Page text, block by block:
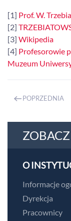
[1] Prof. W.
[2]
[3] Wikipedia
[4] Profesorowie
Muzeum
POPRZEDNIA
O
Informacje
Dyrekcja
Pracownicy